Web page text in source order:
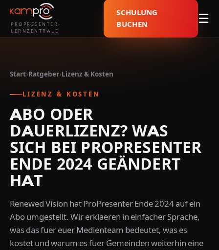
PROPRESENTER-
LERNZENTRALE
SCHULUNG
BUCHEN
☰
Start›Ratgeber›Lizenz & Kosten
LIZENZ & KOSTEN
ABO ODER
DAUERLIZENZ? WAS
SICH BEI PROPRESENTER
ENDE 2024 GEÄNDERT
HAT
Renewed Vision hat ProPresenter Ende 2024 auf ein
Abo umgestellt. Wir erklaeren in einfacher Sprache,
was das fuer euer Medienteam bedeutet, was es
kostet und warum es fuer Gemeinden weiterhin eine